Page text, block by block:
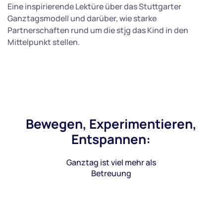
Eine inspirierende Lektüre über das Stuttgarter
Ganztagsmodell und darüber, wie starke
Partnerschaften rund um die stjg das Kind in den
Mittelpunkt stellen.
Bewegen, Experimentieren,
Entspannen:
Ganztag ist viel mehr als
Betreuung